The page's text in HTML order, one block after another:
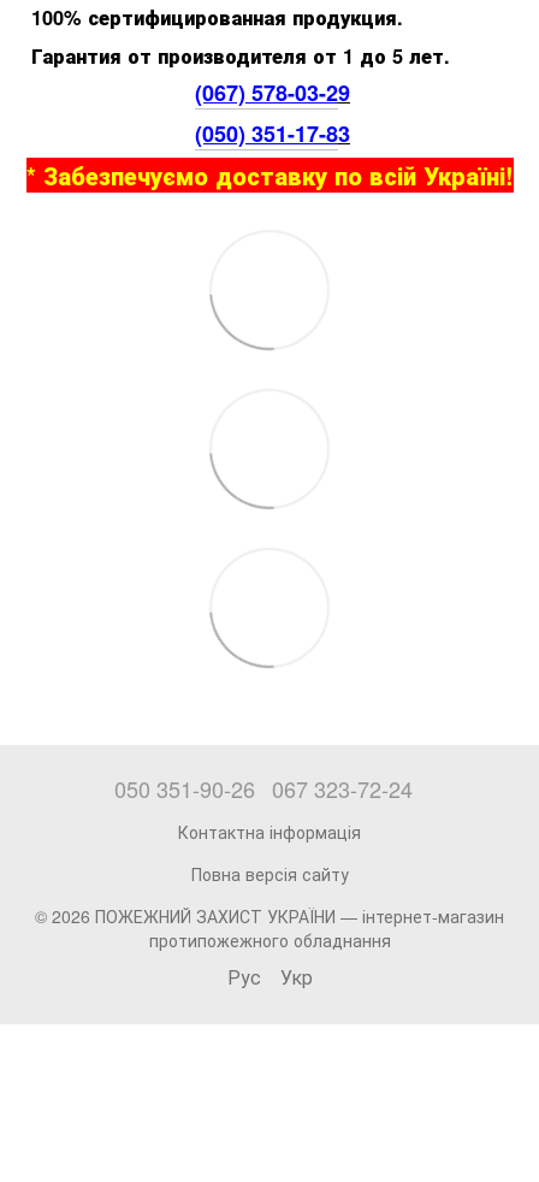
100% сертифицированная продукция.
Гарантия от производителя от 1 до 5 лет.
(067) 578-03-29
(050) 351-17-83
* Забезпечуємо доставку по всій Україні!
050 351-90-26 067 323-72-24
Контактна інформація
Повна версія сайту
© 2026 ПОЖЕЖНИЙ ЗАХИСТ УКРАЇНИ — інтернет-магазин
протипожежного обладнання
Рус Укр